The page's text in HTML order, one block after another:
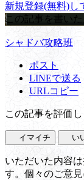
新規登録(無料)し
この記事を書いた
シャドバ攻略班
ポスト
LINEで送る
URLコピー
この記事を評価し
イマイチ い
いただいた内容
す。個々のご意